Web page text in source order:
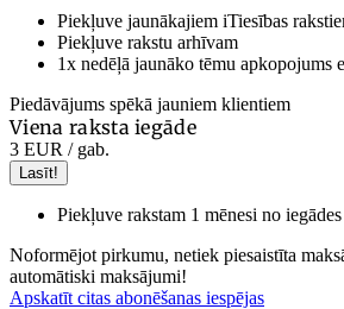
Piekļuve jaunākajiem iTiesības
Piekļuve rakstu arhīvam
1x nedēļā jaunāko tēmu apkopojums
Piedāvājums spēkā jauniem klientiem
Viena raksta iegāde
3 EUR / gab.
Lasīt!
Piekļuve rakstam 1 mēnesi no
Noformējot pirkumu, netiek piesaistīta
automātiski maksājumi!
Apskatīt citas abonēšanas iespējas